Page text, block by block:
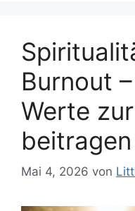
Burnout
Werte
Mai 4, 2026 von